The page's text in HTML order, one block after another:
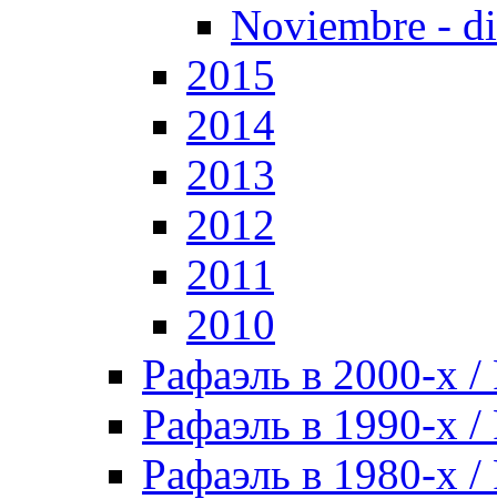
Noviembre -
2015
2014
2013
2012
2011
2010
Рафаэль в 2000-х /
Рафаэль в 1990-х /
Рафаэль в 1980-х /